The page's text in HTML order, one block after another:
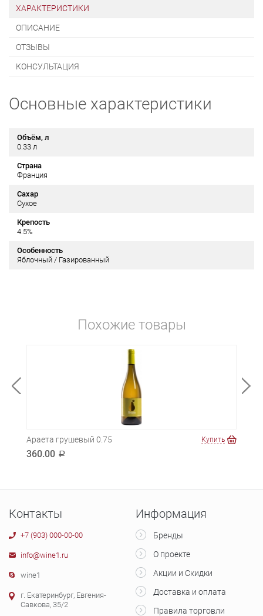
ХАРАКТЕРИСТИКИ
ОПИСАНИЕ
ОТЗЫВЫ
КОНСУЛЬТАЦИЯ
Основные характеристики
Объём, л
0.33 л
Страна
Франция
Сахар
Сухое
Крепость
4.5%
Особенность
Яблочный / Газированный
Похожие товары
Араета грушевый 0.75
360.00 a
Купить
Контакты
+7 (903) 000-00-00
info@wine1.ru
wine1
г. Екатеринбург, Евгения-
Савкова, 35/2
Информация
Бренды
О проекте
Акции и Скидки
Доставка и оплата
Правила торговли